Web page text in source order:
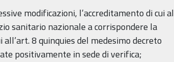
modificazioni, l’accreditamento di cui al
sanitario nazionale a corrispondere la
8 quinquies del medesimo decreto
positivamente in sede di verifica;